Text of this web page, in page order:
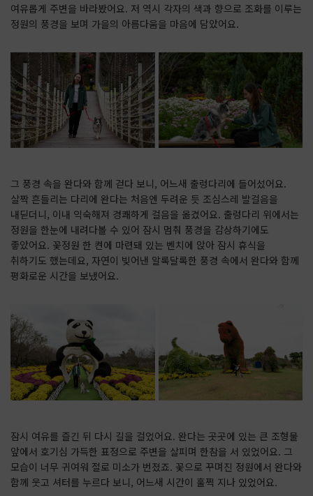
여유롭게 주변을 바라봤어요. 저 역시 각자의 색과 향으로 조화를 이루는
정원의 풍경을 보며 가을의 아름다움을 마음에 담았어요.
그 풍경 속을 완다와 함께 걷다 보니, 어느새 출렁다리에 들어섰어요.
살짝 흔들리는 다리에 완다는 처음엔 두려운 듯 조심스레 발걸음을
내딛더니, 이내 익숙해져 경쾌하게 걸음을 옮겼어요. 출렁다리 위에서는
정원을 한눈에 내려다볼 수 있어 잠시 멈춰 풍경을 감상하기에도
좋았어요. 꽃정원 한 켠에 마련돼 있는 벤치에 앉아 잠시 휴식을
취하기도 했는데요, 자연이 빚어낸 알록달록한 풍경 속에서 완다와 함께
평화로운 시간을 보냈어요.
잠시 여유를 즐긴 뒤 다시 길을 걸었어요. 완다는 곳곳에 있는 큰 조형물
앞에서 호기심 가득한 표정으로 주변을 살피며 한참을 서 있었어요. 그
모습이 너무 귀여워 절로 미소가 번졌죠. 꽃으로 꾸며진 정원에서 완다와
함께 웃고 셔터를 누르다 보니, 어느새 시간이 훌쩍 지나 있었어요.